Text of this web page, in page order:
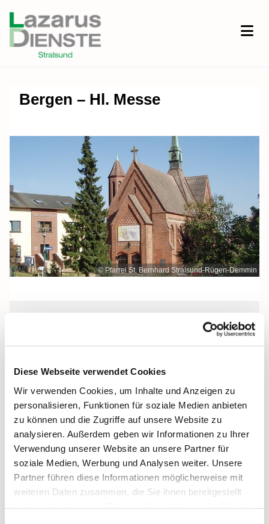
Diese Webseite verwendet Cookies
Wir verwenden Cookies, um Inhalte und Anzeigen zu
personalisieren, Funktionen für soziale Medien anbieten
zu können und die Zugriffe auf unsere Website zu
analysieren. Außerdem geben wir Informationen zu Ihrer
Verwendung unserer Website an unsere Partner für
soziale Medien, Werbung und Analysen weiter. Unsere
Partner führen diese Informationen möglicherweise mit
weiteren Daten zusammen, die Sie ihnen bereitgestellt
Bergen – Hl. Messe
© Pfarrei St. Bernhard Stralsund-Rügen-Demmin
Freitag, 29. Januar 2027, 19:00 Uhr
St. Bonifatius, Bergen, Clementstraße
1, 18528 Bergen auf Rügen